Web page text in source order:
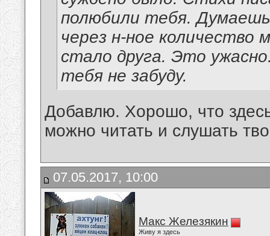
полюбили тебя.
через н-ное количество
стало друга. Это
тебя не забуду.
Добавлю. Хорошо, что
можно читать и слушать
07.05.2017, 10:00
Макс Железякин
Живу я здесь